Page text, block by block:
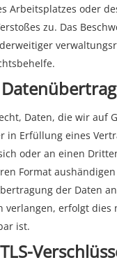
Arbeitsplatzes oder
zu. Das
Daten, die wir auf
in Erfüllung eines
oder an einen
Format
der Daten
verlangen, erfolgt dies
ist.